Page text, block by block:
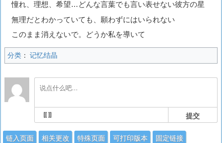
憧れ、理想、希望…どんな言葉でも言い表せない彼方の星
無理だとわかっていても、願わずにはいられない
このまま消えないで。どうか私を導いて
分类： 记忆结晶
提交
链入页面 相关更改 特殊页面 可打印版本 固定链接